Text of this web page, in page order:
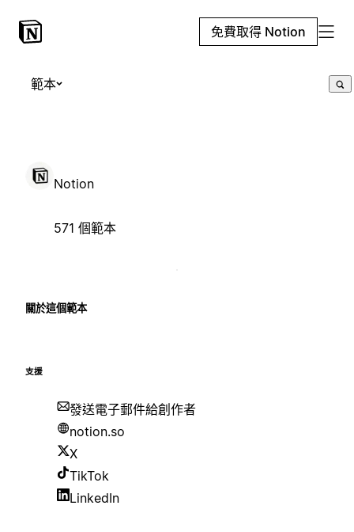
免費取得 Notion
範本
Notion
571 個範本
關於這個範本
支援
發送電子郵件給創作者
notion.so
X
TikTok
LinkedIn